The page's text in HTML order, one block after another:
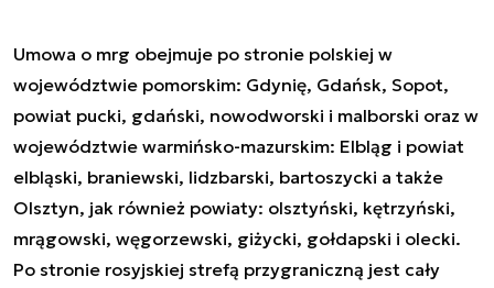
Umowa o mrg obejmuje po stronie polskiej w
województwie pomorskim: Gdynię, Gdańsk, Sopot,
powiat pucki, gdański, nowodworski i malborski oraz w
województwie warmińsko-mazurskim: Elbląg i powiat
elbląski, braniewski, lidzbarski, bartoszycki a także
Olsztyn, jak również powiaty: olsztyński, kętrzyński,
mrągowski, węgorzewski, giżycki, gołdapski i olecki.
Po stronie rosyjskiej strefą przygraniczną jest cały